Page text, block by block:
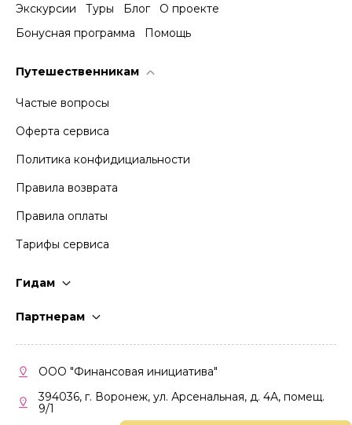
Экскурсии Туры Блог
О проекте
Бонусная программа
Помощь
Путешественникам
Частые вопросы
Оферта сервиса
Политика конфидициальности
Правила возврата
Правила оплаты
Тарифы сервиса
Гидам
Партнерам
Кабинет партнера
Правила участия
ООО "Финансовая инициатива"
394036, г. Воронеж, ул. Арсенальная, д. 4А, помещ.
9/1